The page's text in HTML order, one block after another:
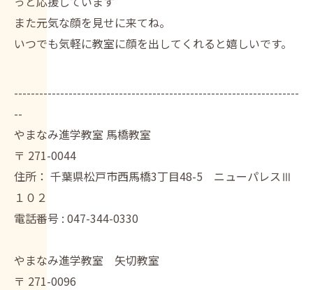
また元気な顔を見せに来てね。
いつでも気軽に教室に顔を出してくれると嬉しいです。
--------------------------------------------------------------------
--
やまなみ進学教室 馬橋教室
〒 271-0044
住所： 千葉県松戸市西馬橋3丁目48-5 ニューパレスⅢ
１０２
電話番号 : 047-344-0330
やまなみ進学教室 矢切教室
〒 271-0096